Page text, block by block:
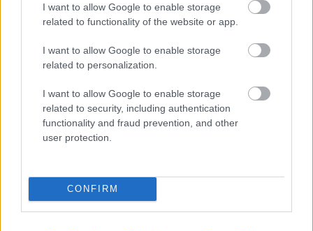
I want to allow Google to enable storage
related to functionality of the website or app.
I want to allow Google to enable storage
related to personalization.
I want to allow Google to enable storage
related to security, including authentication
functionality and fraud prevention, and other
user protection.
CONFIRM
Egészséges, finom, alakbarát vacsorák:
ráadásként még gyorsan is készülnek